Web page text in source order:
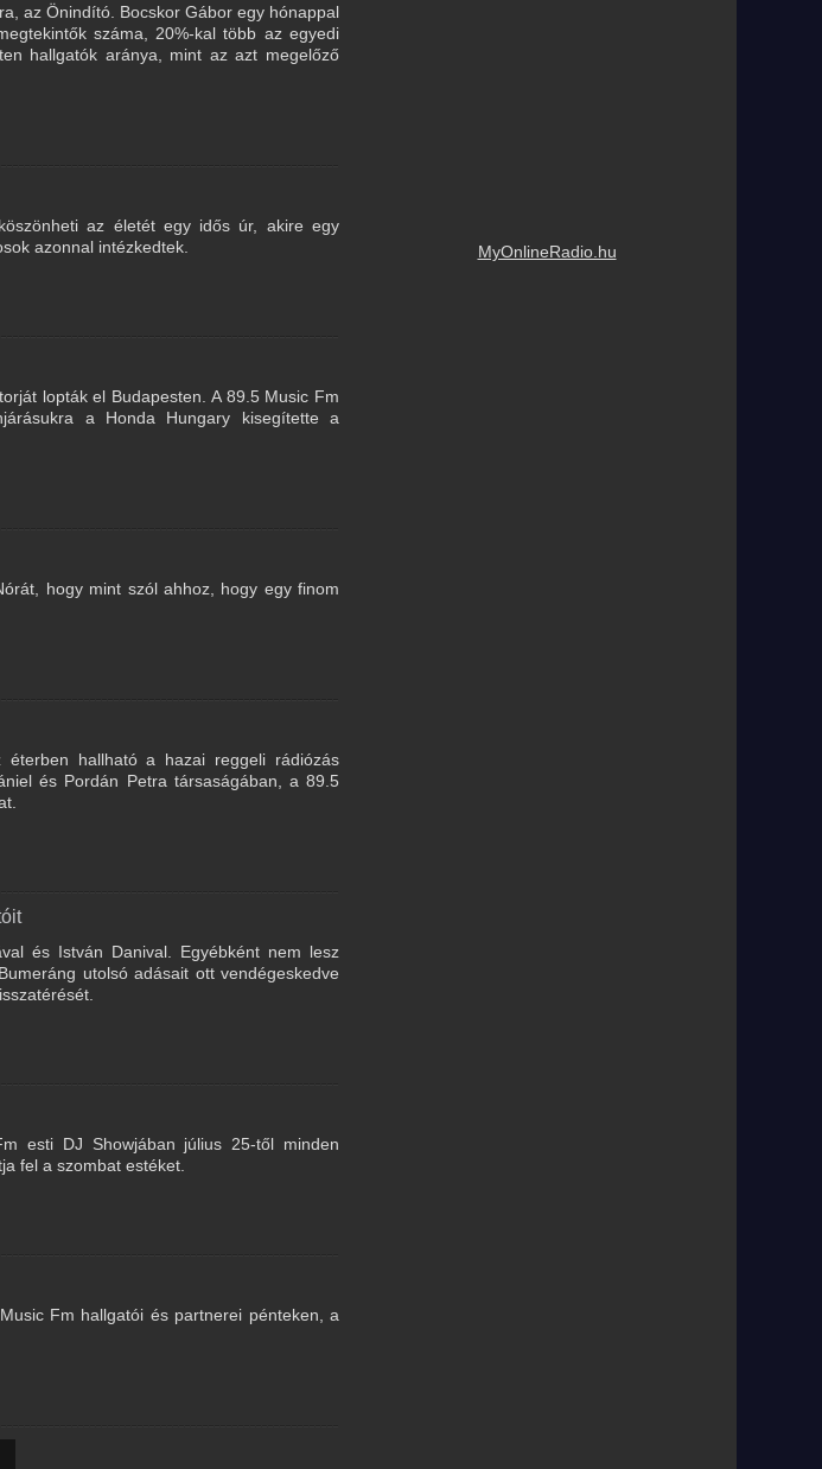
MyOnlineRadio.hu
az Önindító. Bocskor Gábor egy hónappal
száma, 20%-kal több az egyedi
hallgatók aránya, mint az azt megelőző
az életét egy idős úr, akire egy
azonnal intézkedtek.
lopták el Budapesten. A 89.5 Music Fm
a Honda Hungary kisegítette a
hogy mint szól ahhoz, hogy egy finom
hallható a hazai reggeli rádiózás
és Pordán Petra társaságában, a 89.5
és István Danival. Egyébként nem lesz
utolsó adásait ott vendégeskedve
esti DJ Showjában július 25-től minden
fel a szombat estéket.
Fm hallgatói és partnerei pénteken, a